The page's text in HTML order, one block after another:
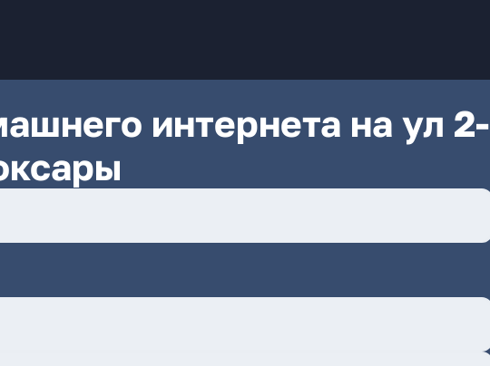
интернета на ул 2-